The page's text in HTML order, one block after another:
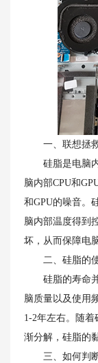
一、联想拯救
硅脂是电脑内
脑内部CPU和
和GPU的噪音。
脑内部温度得到
坏，从而保障电
二、硅脂的使
硅脂的寿命并
脑质量以及使用
1-2年左右。随
渐分解，硅脂的
三、如何判断